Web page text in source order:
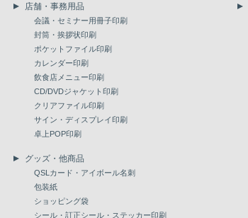
店舗・事務用品
会議・セミナー用冊子印刷
封筒・挨拶状印刷
ポケットファイル印刷
カレンダー印刷
飲食店メニュー印刷
CD/DVDジャケット印刷
クリアファイル印刷
サイン・ディスプレイ印刷
卓上POP印刷
グッズ・他商品
QSLカード・アイボール名刺
包装紙
ショッピング袋
シール・訂正シール・ステッカー印刷